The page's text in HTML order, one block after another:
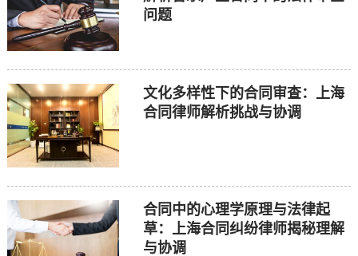
问题
文化多样性下的合同审查：上海
合同律师解析挑战与协调
合同中的心理学原理与法律起
草：上海合同纠纷律师揭秘理解
与协调